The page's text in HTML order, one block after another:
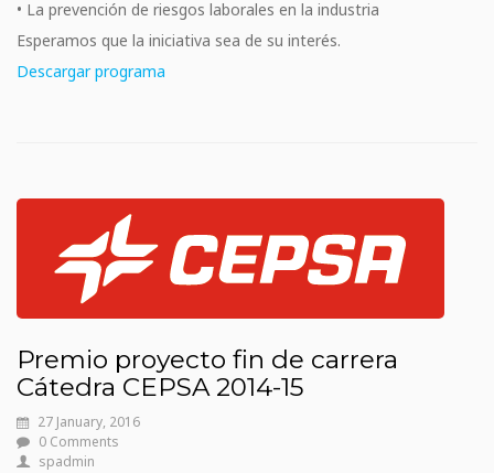
• La prevención de riesgos laborales en la industria
Esperamos que la iniciativa sea de su interés.
Descargar programa
Premio proyecto fin de carrera
Cátedra CEPSA 2014-15
27 January, 2016
0 Comments
spadmin